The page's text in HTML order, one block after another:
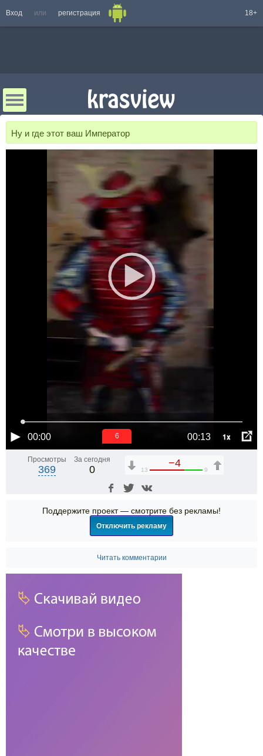
Вход или регистрация 18+
Ну и где этот ваш Император
00:00 00:13 1x
6
Просмотры
369
За сегодня
0
−4
13 9
Поддержите проект — смотрите без рекламы!
Отключить рекламу
Читать комментарии